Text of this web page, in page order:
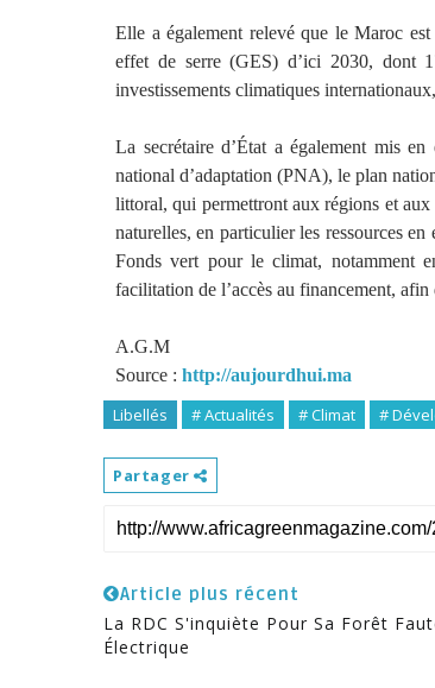
Elle a également relevé que le Maroc
effet de serre (GES) d’ici 2030, dont
investissements climatiques
La secrétaire d’État a également mis
national d’adaptation (PNA), le plan
littoral, qui permettront aux régions et
naturelles, en particulier les ressources
Fonds vert pour le climat, notamment
facilitation de l’accès au financement,
A.G.M
Source : http://aujourdhui.ma
Libellés # Actualités # Climat #
Partager
Article plus récent
La RDC S'inquiète Pour Sa Forêt
Électrique